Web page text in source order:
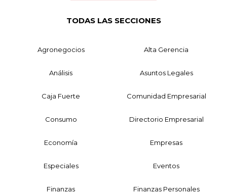
TODAS LAS SECCIONES
Agronegocios Alta Gerencia
Análisis Asuntos Legales
Caja Fuerte Comunidad Empresarial
Consumo Directorio Empresarial
Economía Empresas
Especiales Eventos
Finanzas Finanzas Personales